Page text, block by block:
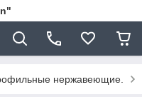
нержавеющие.